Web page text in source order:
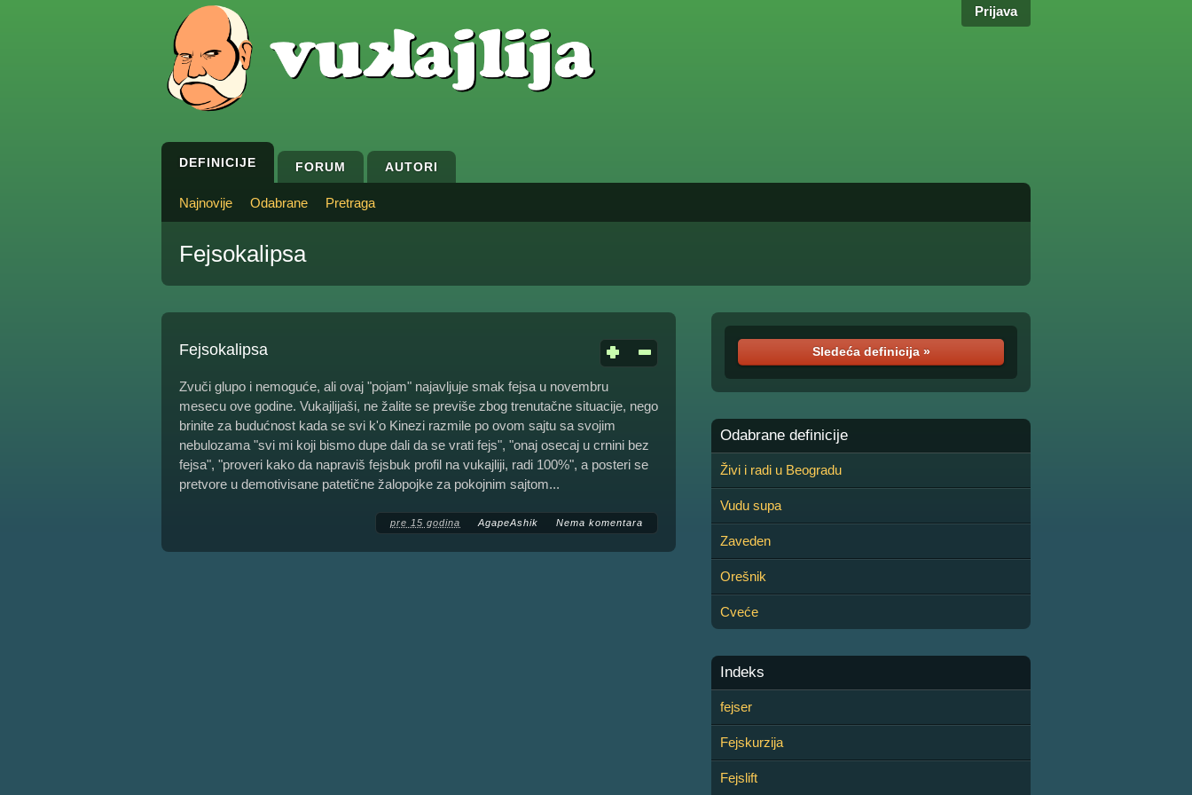
Prijava
DEFINICIJE FORUM AUTORI
Najnovije Odabrane Pretraga
Fejsokalipsa
Fejsokalipsa
Zvuči glupo i nemoguće, ali ovaj "pojam" najavljuje smak fejsa u novembru
mesecu ove godine. Vukajlijaši, ne žalite se previše zbog trenutačne situacije, nego
brinite za budućnost kada se svi k'o Kinezi razmile po ovom sajtu sa svojim
nebulozama "svi mi koji bismo dupe dali da se vrati fejs", "onaj osecaj u crnini bez
fejsa", "proveri kako da napraviš fejsbuk profil na vukajliji, radi 100%", a posteri se
pretvore u demotivisane patetične žalopojke za pokojnim sajtom...
pre 15 godina AgapeAshik Nema komentara
Sledeća definicija »
Odabrane definicije
Živi i radi u Beogradu
Vudu supa
Zaveden
Orešnik
Cveće
Indeks
fejser
Fejskurzija
Fejslift